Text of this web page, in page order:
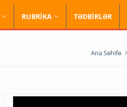
RUBRİKA TƏDBİRLƏR
Ana Səhifə